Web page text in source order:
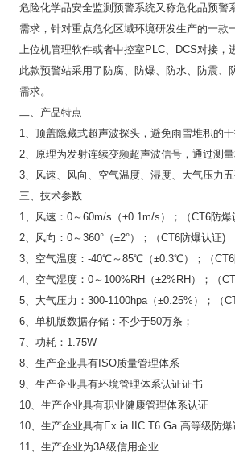
危险化学品安全监测预警系统又称危化品预
需求，针对重点危化区域环境研发生产的一
上位机管理软件或者中控室PLC、DCS对接，
此款预警站采用了防腐、防爆、防水、防震
需求。
二、产品特点
1、顶盖隐藏式超声波探头，避免雨雪堆积的
2、原理为发射连续变频超声波信号，通过测
3、风速、风向、空气温度、湿度、大气压力
三、技术参数
1、风速：0～60m/s（±0.1m/s）；（CT6防爆
2、风向：0～360°（±2°）；（CT6防爆认证)
3、空气温度：-40℃～85℃（±0.3℃）；（CT6
4、空气湿度：0～100%RH（±2%RH）；（
5、大气压力：300-1100hpa（±0.25%）；（
6、单机版数据存储：不少于50万条；
7、功耗：1.75W
8、生产企业具有ISO质量管理体系
9、生产企业具有环境管理体系认证证书
10、生产企业具有职业健康管理体系认证
10、生产企业具有Ex ia IIC T6 Ga 高等级防爆
11、生产企业为3A级信用企业